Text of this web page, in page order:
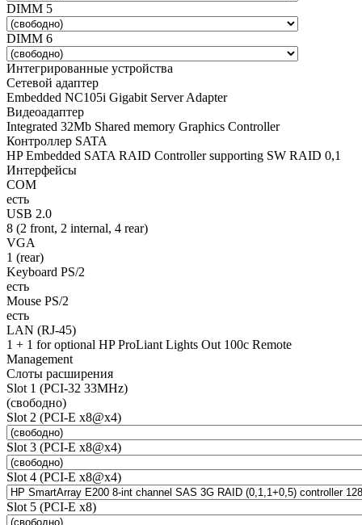
DIMM 5
DIMM 6
Интегрированные устройства
Сетевой адаптер
Embedded NC105i Gigabit Server Adapter
Видеоадаптер
Integrated 32Mb Shared memory Graphics Controller
Контроллер SATA
HP Embedded SATA RAID Controller supporting SW RAID 0,1
Интерфейсы
COM
есть
USB 2.0
8 (2 front, 2 internal, 4 rear)
VGA
1 (rear)
Keyboard PS/2
есть
Mouse PS/2
есть
LAN (RJ-45)
1 + 1 for optional HP ProLiant Lights Out 100c Remote
Management
Слоты расширения
Slot 1 (PCI-32 33MHz)
(свободно)
Slot 2 (PCI-E x8@x4)
Slot 3 (PCI-E x8@x4)
Slot 4 (PCI-E x8@x4)
Slot 5 (PCI-E x8)